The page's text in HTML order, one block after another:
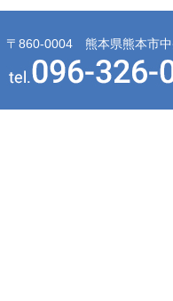
〒860-0004 熊本県熊本市